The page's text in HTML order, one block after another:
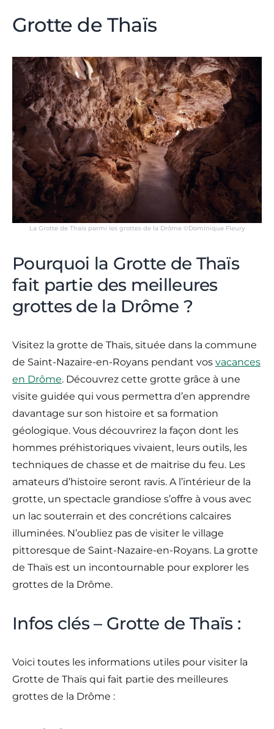
Grotte de Thaïs
La Grotte de Thaïs parmi les grottes de la Drôme ©Dominique Fleury
Pourquoi la Grotte de Thaïs
fait partie des meilleures
grottes de la Drôme ?
Visitez la grotte de Thaïs, située dans la commune
de Saint-Nazaire-en-Royans pendant vos vacances
en Drôme. Découvrez cette grotte grâce à une
visite guidée qui vous permettra d’en apprendre
davantage sur son histoire et sa formation
géologique. Vous découvrirez la façon dont les
hommes préhistoriques vivaient, leurs outils, les
techniques de chasse et de maitrise du feu. Les
amateurs d’histoire seront ravis. A l’intérieur de la
grotte, un spectacle grandiose s’offre à vous avec
un lac souterrain et des concrétions calcaires
illuminées. N’oubliez pas de visiter le village
pittoresque de Saint-Nazaire-en-Royans. La grotte
de Thaïs est un incontournable pour explorer les
grottes de la Drôme.
Infos clés – Grotte de Thaïs :
Voici toutes les informations utiles pour visiter la
Grotte de Thaïs qui fait partie des meilleures
grottes de la Drôme :